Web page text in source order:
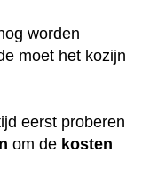
worden
moet het kozijn
eerst proberen
om de kosten